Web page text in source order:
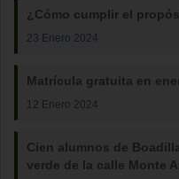
¿Cómo cumplir el
23 Enero 2024
Matrícula gratuita en
12 Enero 2024
Cien alumnos de
verde de la calle Monte